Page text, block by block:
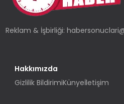
Reklam & İşbirliği:
Hakkımızda
Gizlilik BildirimiKünyeİletişim